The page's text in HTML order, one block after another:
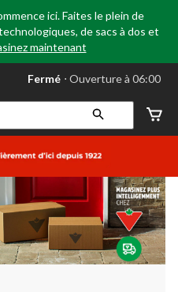
ici. Faites le plein de
de sacs à dos et
maintenant
votre
préféré
Leduc,
AB,
courament
Ouverture
à
06:00
cliquer
pour
changer
Fermé ⋅ Ouverture à 06:00